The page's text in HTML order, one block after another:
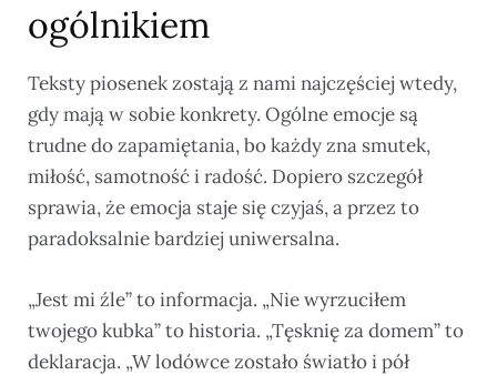
ogólnikiem
Teksty piosenek zostają z nami najczęściej wtedy,
gdy mają w sobie konkrety. Ogólne emocje są
trudne do zapamiętania, bo każdy zna smutek,
miłość, samotność i radość. Dopiero szczegół
sprawia, że emocja staje się czyjaś, a przez to
paradoksalnie bardziej uniwersalna.
„Jest mi źle” to informacja. „Nie wyrzuciłem
twojego kubka” to historia. „Tęsknię za domem” to
deklaracja. „W lodówce zostało światło i pół